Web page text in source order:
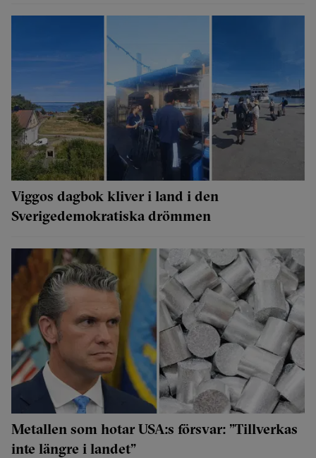
Viggos dagbok kliver i land i den
Sverigedemokratiska drömmen
Metallen som hotar USA:s försvar: ”Tillverkas
inte längre i landet”